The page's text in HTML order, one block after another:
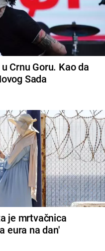
Crnu Goru. Kao da
Sada
je mrtvačnica
eura na dan'